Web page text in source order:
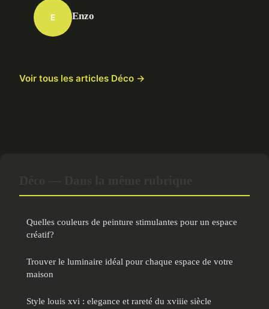
E Enzo
Voir tous les articles Déco →
Quelles couleurs de peinture stimulantes pour un espace
créatif?
Trouver le luminaire idéal pour chaque espace de votre
maison
Style louis xvi : elegance et rareté du xviiie siècle